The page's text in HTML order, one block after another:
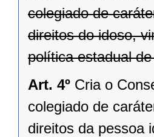
colegiado de
direitos do idoso,
política estadual
Art. 4º Cria o
colegiado de
direitos da pessoa